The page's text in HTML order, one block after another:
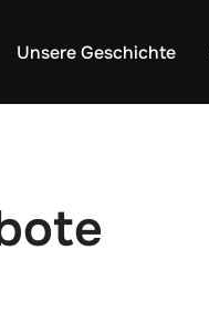
Unsere Geschichte